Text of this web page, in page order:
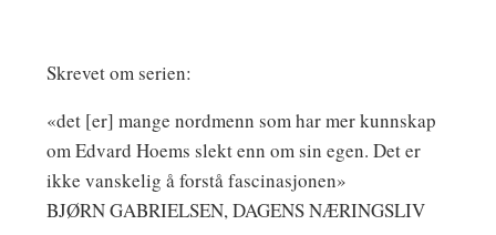
Skrevet om serien:
«det [er] mange nordmenn som har mer kunnskap
om Edvard Hoems slekt enn om sin egen. Det er
ikke vanskelig å forstå fascinasjonen»
BJØRN GABRIELSEN, DAGENS NÆRINGSLIV